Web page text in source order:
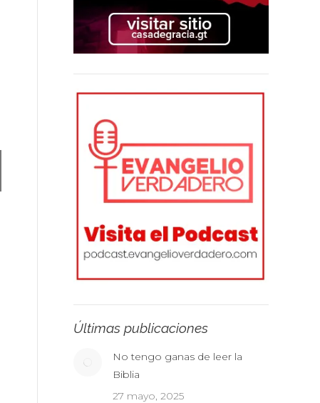
Últimas publicaciones
No tengo ganas de leer la
Biblia
27 mayo, 2025